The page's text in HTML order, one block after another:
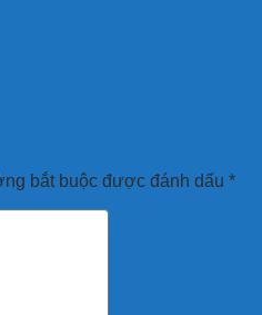
bắt buộc được đánh dấu *